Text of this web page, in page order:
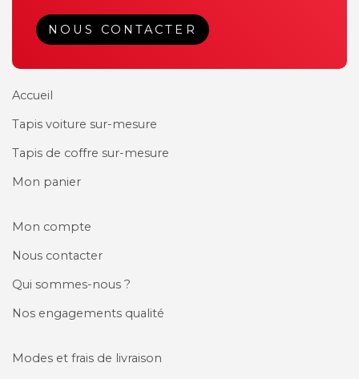
NOUS CONTACTER
Accueil
Tapis voiture sur-mesure
Tapis de coffre sur-mesure
Mon panier
Mon compte
Nous contacter
Qui sommes-nous ?
Nos engagements qualité
Modes et frais de livraison